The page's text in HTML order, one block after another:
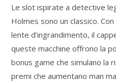
Le slot ispirate a detective
Holmes sono un classico.
lente d’ingrandimento, il
queste macchine offrono la
bonus game che simulano la
premi che aumentano man